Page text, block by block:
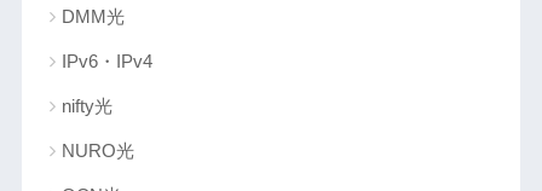
DMM光
IPv6・IPv4
nifty光
NURO光